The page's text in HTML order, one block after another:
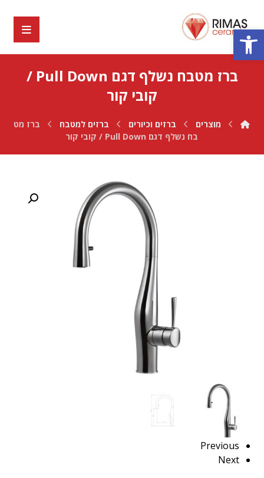
פתח סרגל נגישות
ברז מטבח נשלף דגם Pull Down /
קובי קור
מוצרים ברזים וכיורים ברזים למטבח
ברז מט
בח נשלף דגם Pull Down / קובי קור
Previous
Next